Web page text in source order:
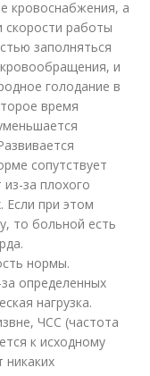
кровоснабжения, а
скорости работы
заполняться
и
голодание в
время
сопутствует
за плохого
Если при этом
то больной есть
нормы.
определенных
нагрузка.
ЧСС (частота
к исходному
никаких